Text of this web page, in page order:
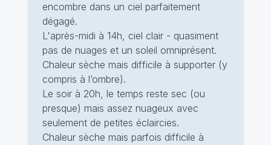
encombre dans un ciel parfaitement
dégagé.
L'après-midi à 14h, ciel clair - quasiment
pas de nuages et un soleil omniprésent.
Chaleur sèche mais difficile à supporter (y
compris à l’ombre).
Le soir à 20h, le temps reste sec (ou
presque) mais assez nuageux avec
seulement de petites éclaircies.
Chaleur sèche mais parfois difficile à